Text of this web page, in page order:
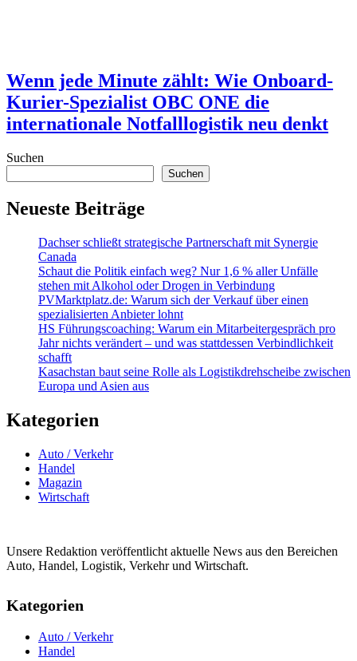
Wenn jede Minute zählt: Wie Onboard-
Kurier-Spezialist OBC ONE die
internationale Notfalllogistik neu denkt
Suchen
Suchen
Neueste Beiträge
Dachser schließt strategische Partnerschaft mit Synergie
Canada
Schaut die Politik einfach weg? Nur 1,6 % aller Unfälle
stehen mit Alkohol oder Drogen in Verbindung
PVMarktplatz.de: Warum sich der Verkauf über einen
spezialisierten Anbieter lohnt
HS Führungscoaching: Warum ein Mitarbeitergespräch pro
Jahr nichts verändert – und was stattdessen Verbindlichkeit
schafft
Kasachstan baut seine Rolle als Logistikdrehscheibe zwischen
Europa und Asien aus
Kategorien
Auto / Verkehr
Handel
Magazin
Wirtschaft
Unsere Redaktion veröffentlicht aktuelle News aus den Bereichen
Auto, Handel, Logistik, Verkehr und Wirtschaft.
Kategorien
Auto / Verkehr
Handel